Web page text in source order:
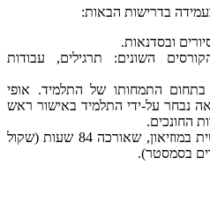
בדרישות הבאות:
ובסדנאות.
השונים: תרגילים, עבודות
התמחותו של התלמיד. אופי
נבחר על-ידי התלמיד באישור ראש
החונכים.
ביצוע התמחות מעשית במוזיאון, שאורכה 84 שעות (שקול
בסמסטר).